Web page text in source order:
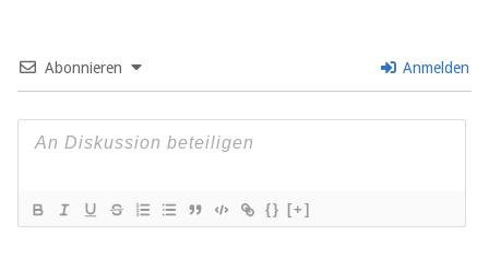
Abonnieren Anmelden
{} [+]